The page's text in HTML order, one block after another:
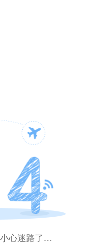
心迷路了…